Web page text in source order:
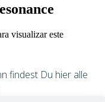
visualizar este
findest Du hier alle